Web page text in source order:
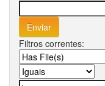
Filtros correntes: